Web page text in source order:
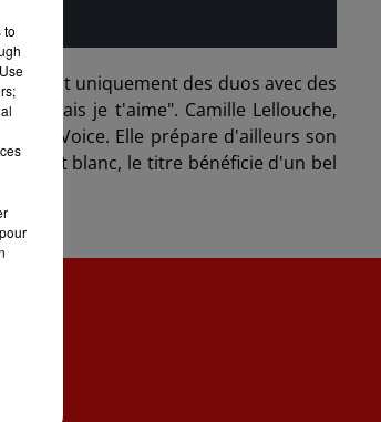
uniquement des duos avec des
"Mais je t'aime". Camille Lellouche,
The Voice. Elle prépare d'ailleurs son
noir et blanc, le titre bénéficie d'un bel
to